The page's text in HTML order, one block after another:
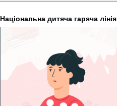
Національна дитяча гаряча лінія